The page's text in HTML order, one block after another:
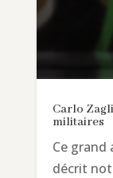
Carlo
militaires
Ce grand
décrit